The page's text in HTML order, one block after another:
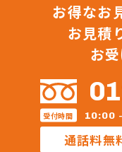
長野プロパンガ
長野プロパンガ
長野都市ガスエ
長野日石ガス株
長野日通プロパン
鳥居プロパン
蔦屋山本商店
田中プロパン
田邊エネソシア
お得なお
お見積
お
受付時間 10:00
通話料無